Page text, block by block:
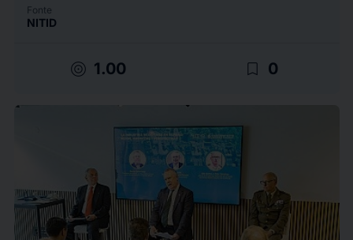
Fonte
NITID
target 1.00 bookmark_border 0